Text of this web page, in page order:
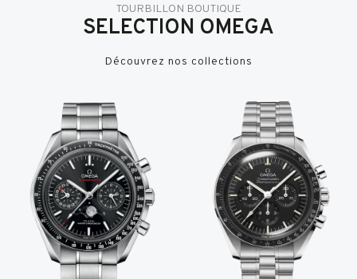
TOURBILLON BOUTIQUE
SELECTION OMEGA
Découvrez nos collections